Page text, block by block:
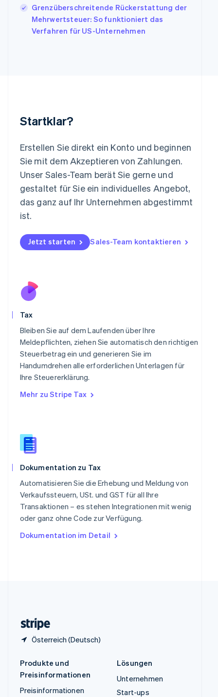
Grenzüberschreitende Rückerstattung der
Mehrwertsteuer: So funktioniert das
Verfahren für US-Unternehmen
Startklar?
Erstellen Sie direkt ein Konto und beginnen
Sie mit dem Akzeptieren von Zahlungen.
Unser Sales-Team berät Sie gerne und
gestaltet für Sie ein individuelles Angebot,
das ganz auf Ihr Unternehmen abgestimmt
ist.
Jetzt starten Sales-Team kontaktieren
Tax
Bleiben Sie auf dem Laufenden über Ihre
Meldepflichten, ziehen Sie automatisch den richtigen
Steuerbetrag ein und generieren Sie im
Handumdrehen alle erforderlichen Unterlagen für
Ihre Steuererklärung.
Mehr zu Stripe Tax
Dokumentation zu Tax
Automatisieren Sie die Erhebung und Meldung von
Verkaufssteuern, USt. und GST für all Ihre
Transaktionen – es stehen Integrationen mit wenig
oder ganz ohne Code zur Verfügung.
Dokumentation im Detail
Österreich (Deutsch)
日本語English
Kanada
EnglishFrançais
Luxemburg
English简体中文
Malta
Mexiko
EspañolEnglish
Neuseeland
Norwegen
English
English
Portugal
English
Schweden
SvenskaEnglish
Schweiz
DeutschFrançais ItalianoEnglish
Singapur
Slowakei
Sonderverwaltungsregion Hongkong,
China
Spanien
EspañolEnglish
ไทยEnglish
Tschechische Republik
English
English
Produkte und
Preisinformationen
Preisinformationen
Lösungen
Unternehmen
Start-ups